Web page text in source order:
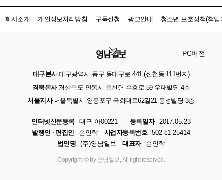
회사소개 개인정보처리방침 구독신청 광고안내 청소년 보호정책(책임
PC버전
대구본사대구광역시 동구 동대구로 441 (신천동 111번지)
경북본사경상북도 안동시 풍천면 수호로 59 우대빌딩 4층
서울지사서울특별시 영등포구 국회대로62길21 동성빌딩 3층
인터넷신문등록 대구 아00221 등록일자
2017.05.23
발행인 · 편집인
손인락 사업자등록번호 502-81-25414
법인명 (주)영남일보 대표자 손인락
Copyright ⓒ by 영남일보, All right reserved.